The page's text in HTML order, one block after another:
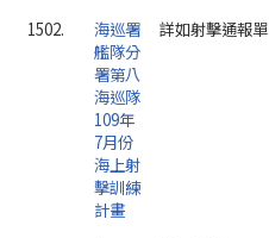
1502.
海巡署
艦隊分
署第八
海巡隊
109年
7月份
海上射
擊訓練
計畫
詳如射擊通報單